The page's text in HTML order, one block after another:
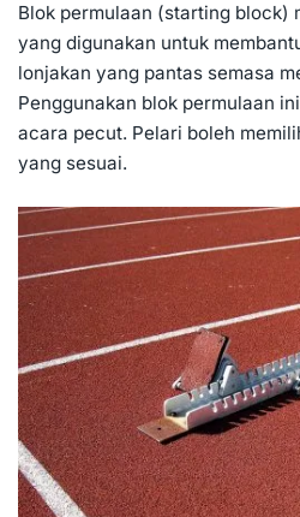
Blok permulaan (starting block)
yang digunakan untuk
lonjakan yang pantas semasa
Penggunakan blok permulaan
acara pecut. Pelari boleh
yang sesuai.